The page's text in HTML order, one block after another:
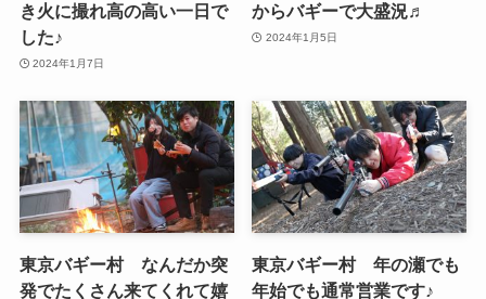
き火に撮れ高の高い一日で
した♪
2024年1月7日
からバギーで大盛況♬
2024年1月5日
東京バギー村 なんだか突
発でたくさん来てくれて嬉
東京バギー村 年の瀬でも
年始でも通常営業です♪